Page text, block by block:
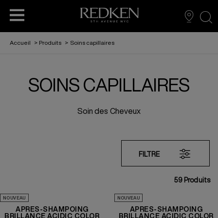
SOINS CAPILLAIRES
COLORATION CAPILLAIRE
SOINS CAPILLAIRE
Accueil > Produits > Soins capillaires
SOINS CAPILLAIRES
Soin des Cheveux
59 Produits
FILTRE
NOUVEAU
APRÈS-SHAMPOING
BRILLANCE ACIDIC COLOR
NOUVEAU
APRÈS-SHAMPOING
BRILLANCE ACIDIC COLOR